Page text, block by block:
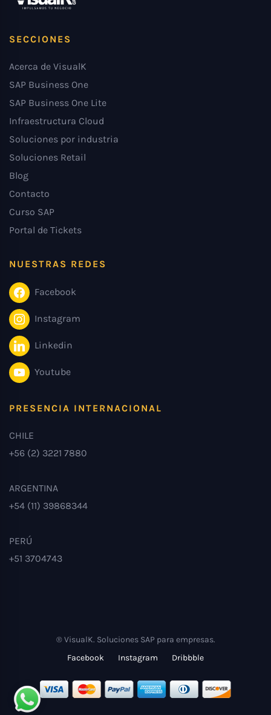
SECCIONES
Acerca de VisualK
SAP Business One
SAP Business One Lite
Infraestructura Cloud
Soluciones por industria
Soluciones Retail
Blog
Contacto
Curso SAP
Portal de Tickets
NUESTRAS REDES
Facebook
Instagram
Linkedin
Youtube
PRESENCIA INTERNACIONAL
CHILE
+56 (2) 3221 7880
ARGENTINA
+54 (11) 39868344
PERÚ
+51 3704743
® VisualK. Soluciones SAP para empresas.
Facebook
Instagram Dribbble